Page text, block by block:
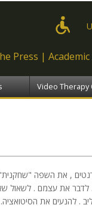
Press
Video Therapy
, את השפה
לדבר את עצמם . לשאול
. להנעים את הסיטואציה.